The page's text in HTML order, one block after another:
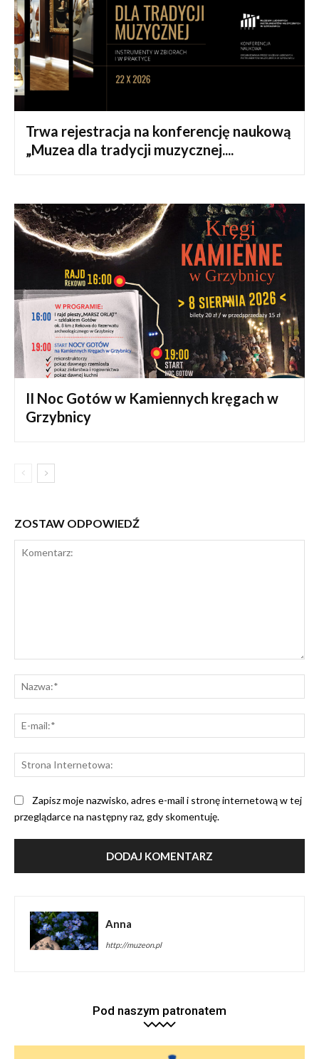
Trwa rejestracja na konferencję naukową
„Muzea dla tradycji muzycznej....
II Noc Gotów w Kamiennych kręgach w
Grzybnicy
ZOSTAW ODPOWIEDŹ
Zapisz moje nazwisko, adres e-mail i stronę internetową w tej
przeglądarce na następny raz, gdy skomentuję.
Anna
http://muzeon.pl
Pod naszym patronatem